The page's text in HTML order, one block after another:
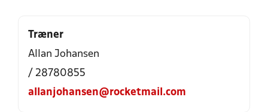
Træner
Allan Johansen
/ 28780855
allanjohansen@rocketmail.com